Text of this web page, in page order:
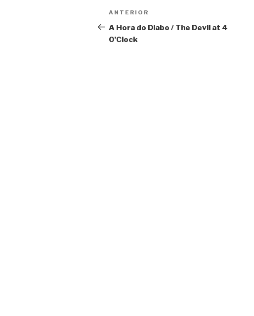
Navegação
de
Post
Anterior
ANTERIOR
A Hora do Diabo / The Devil at 4
O’Clock